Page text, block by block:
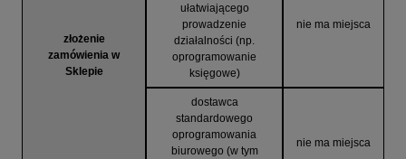
złożenie
zamówienia w
Sklepie
ułatwiającego
prowadzenie
działalności (np.
oprogramowanie
księgowe)
nie ma miejsca
dostawca
standardowego
oprogramowania
biurowego (w tym
nie ma miejsca